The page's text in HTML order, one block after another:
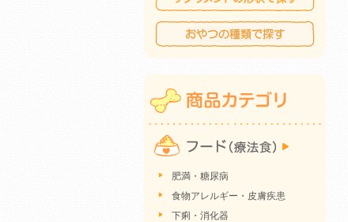
肥満・糖尿病
食物アレルギー・皮膚疾患
下痢・消化器